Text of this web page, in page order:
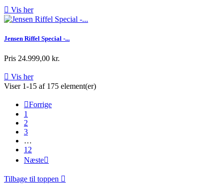
 Vis her
Jensen Riffel Special -...
Pris 24.999,00 kr.
 Vis her
Viser 1-15 af 175 element(er)
Forrige
1
2
3
…
12
Næste
Tilbage til toppen 